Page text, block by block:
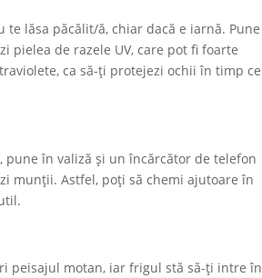
lăsa păcălit/ă, chiar dacă e iarnă. Pune
pielea de razele UV, care pot fi foarte
ca să-ți protejezi ochii în timp ce
pune în valiză și un încărcător de telefon
munții. Astfel, poți să chemi ajutoare în
peisajul motan, iar frigul stă să-ți intre în